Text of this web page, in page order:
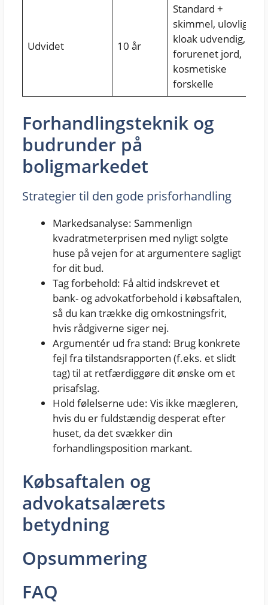
Udvidet 10 år
Standard +
skimmel, ulovlig
kloak udvendig,
forurenet jord,
kosmetiske
forskelle
Forhandlingsteknik og
budrunder på
boligmarkedet
Strategier til den gode prisforhandling
Markedsanalyse: Sammenlign
kvadratmeterprisen med nyligt solgte
huse på vejen for at argumentere sagligt
for dit bud.
Tag forbehold: Få altid indskrevet et
bank- og advokatforbehold i købsaftalen,
så du kan trække dig omkostningsfrit,
hvis rådgiverne siger nej.
Argumentér ud fra stand: Brug konkrete
fejl fra tilstandsrapporten (f.eks. et slidt
tag) til at retfærdiggøre dit ønske om et
prisafslag.
Hold følelserne ude: Vis ikke mægleren,
hvis du er fuldstændig desperat efter
huset, da det svækker din
forhandlingsposition markant.
Købsaftalen og
advokatsalærets
betydning
Opsummering
FAQ